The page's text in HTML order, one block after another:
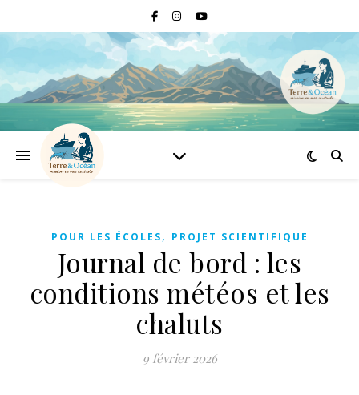
POUR LES ÉCOLES, PROJET SCIENTIFIQUE
Journal de bord : les
conditions météos et les
chaluts
9 février 2026